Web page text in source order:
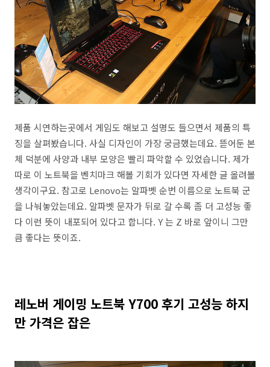
제품 시연하는곳에서 게임도 해보고 설명도 들으면서 제품의 특
징을 살펴봤습니다. 사실 디자인이 가장 궁금했는데요. 뜯어둔 본
체 덕분에 사양과 내부 모양은 빨리 파악할 수 있었습니다. 제가
따로 이 노트북을 벤치마크 해볼 기회가 있다면 자세한 글 올려볼
생각이구요. 참고로 Lenovo는 알파벳 순번 이름으로 노트북 군
을 나눠놓았는데요. 알파벳 문자가 뒤로 갈 수록 좀 더 고성능 좋
다 이런 뜻이 내포되어 있다고 합니다. Y 는 Z 바로 앞이니 그만
큼 좋다는 뜻이죠.
레노버 게이밍 노트북 Y700 후기 고성능 하지
만 가격은 잡은